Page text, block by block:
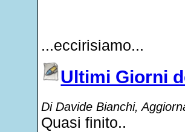
...eccirisiamo...
Ultimi Giorni
Di Davide Bianchi,
Quasi finito..